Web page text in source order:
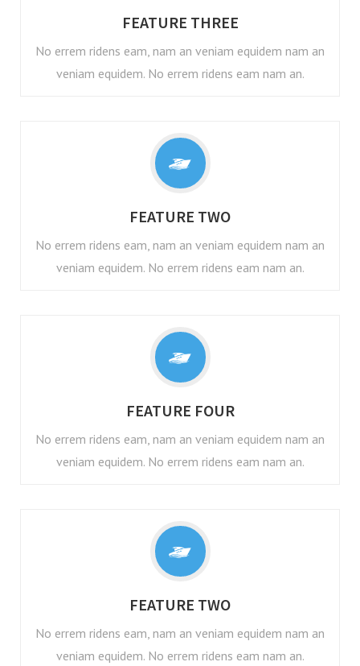
FEATURE THREE
No errem ridens eam, nam an veniam equidem nam an
veniam equidem. No errem ridens eam nam an.
FEATURE TWO
No errem ridens eam, nam an veniam equidem nam an
veniam equidem. No errem ridens eam nam an.
FEATURE FOUR
No errem ridens eam, nam an veniam equidem nam an
veniam equidem. No errem ridens eam nam an.
FEATURE TWO
No errem ridens eam, nam an veniam equidem nam an
veniam equidem. No errem ridens eam nam an.